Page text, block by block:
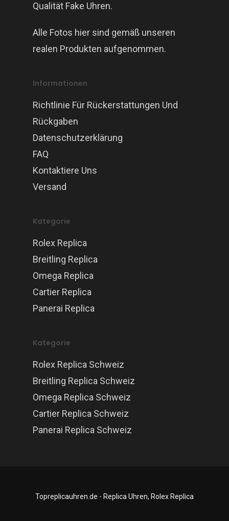
Qualität Fake Uhren.
Alle Fotos hier sind gemäß unseren
realen Produkten aufgenommen.
Informationen
Richtlinie Für Rückerstattungen Und
Rückgaben
Datenschutzerklärung
FAQ
Kontaktiere Uns
Versand
Kategorie
Rolex Replica
Breitling Replica
Omega Replica
Cartier Replica
Panerai Replica
Kategorie
Rolex Replica Schweiz
Breitling Replica Schweiz
Omega Replica Schweiz
Cartier Replica Schweiz
Panerai Replica Schweiz
Topreplicauhren.de - Replica Uhren, Rolex Replica